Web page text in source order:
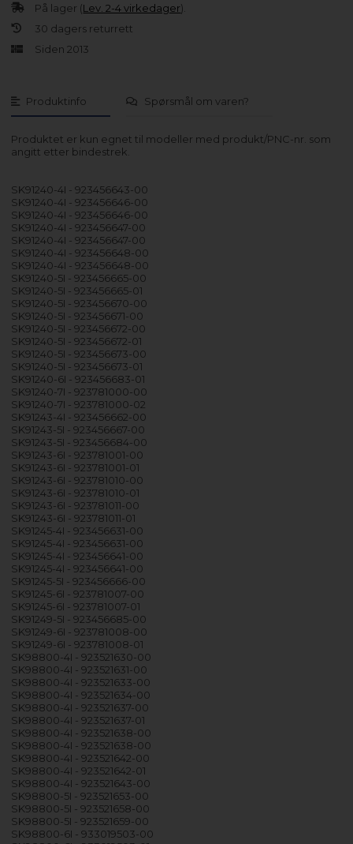
Produktinfo Spørsmål om varen?
Produktet er kun egnet til modeller med produkt/PNC-nr. som
angitt etter bindestrek.
SK91240-4I - 923456643-00
SK91240-4I - 923456646-00
SK91240-4I - 923456646-00
SK91240-4I - 923456647-00
SK91240-4I - 923456647-00
SK91240-4I - 923456648-00
SK91240-4I - 923456648-00
SK91240-5I - 923456665-00
SK91240-5I - 923456665-01
SK91240-5I - 923456670-00
SK91240-5I - 923456671-00
SK91240-5I - 923456672-00
SK91240-5I - 923456672-01
SK91240-5I - 923456673-00
SK91240-5I - 923456673-01
SK91240-6I - 923456683-01
SK91240-7I - 923781000-00
SK91240-7I - 923781000-02
SK91243-4I - 923456662-00
SK91243-5I - 923456667-00
SK91243-5I - 923456684-00
SK91243-6I - 923781001-00
SK91243-6I - 923781001-01
SK91243-6I - 923781010-00
SK91243-6I - 923781010-01
SK91243-6I - 923781011-00
SK91243-6I - 923781011-01
SK91245-4I - 923456631-00
SK91245-4I - 923456631-00
SK91245-4I - 923456641-00
SK91245-4I - 923456641-00
SK91245-5I - 923456666-00
SK91245-6I - 923781007-00
SK91245-6I - 923781007-01
SK91249-5I - 923456685-00
SK91249-6I - 923781008-00
SK91249-6I - 923781008-01
SK98800-4I - 923521630-00
SK98800-4I - 923521631-00
SK98800-4I - 923521633-00
SK98800-4I - 923521634-00
SK98800-4I - 923521637-00
SK98800-4I - 923521637-01
SK98800-4I - 923521638-00
SK98800-4I - 923521638-00
SK98800-4I - 923521642-00
SK98800-4I - 923521642-01
SK98800-4I - 923521643-00
SK98800-5I - 923521653-00
SK98800-5I - 923521658-00
SK98800-5I - 923521659-00
SK98800-6I - 933019503-00
På lager (Lev. 2-4 virkedager).
30 dagers returrett
Siden 2013